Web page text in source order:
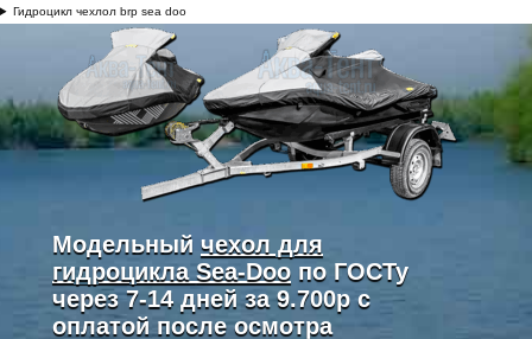
Гидроцикл чехлол brp sea doo
Модельный чехол для
гидроцикла Sea-Doo по ГОСТу
через 7-14 дней за 9.700р с
оплатой после осмотра